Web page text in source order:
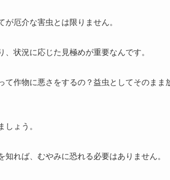
厄介な害虫とは限りません。
状況に応じた見極めが重要なんです。
て作物に悪さをするの？益虫としてそのまま
しょう。
れば、むやみに恐れる必要はありません。